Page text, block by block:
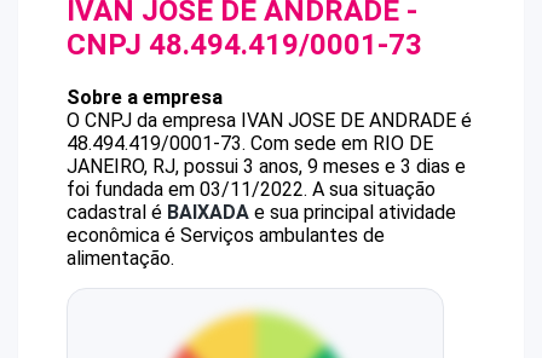
IVAN JOSE DE ANDRADE -
CNPJ 48.494.419/0001-73
Sobre a empresa
O CNPJ da empresa IVAN JOSE DE ANDRADE é
48.494.419/0001-73. Com sede em RIO DE
JANEIRO, RJ, possui 3 anos, 9 meses e 3 dias e
foi fundada em 03/11/2022. A sua situação
cadastral é BAIXADA e sua principal atividade
econômica é Serviços ambulantes de
alimentação.